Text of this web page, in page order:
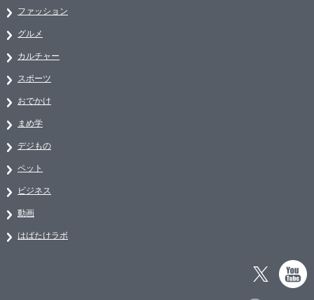
ファッション
グルメ
カルチャー
スポーツ
おでかけ
まめ学
デジもの
ペット
ビジネス
動画
はばたけラボ